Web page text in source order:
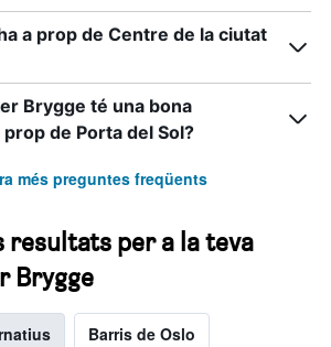
a prop de Centre de la ciutat
Brygge té una bona
de Porta del Sol?
més preguntes freqüents
resultats per a la teva
Brygge
Barris de Oslo